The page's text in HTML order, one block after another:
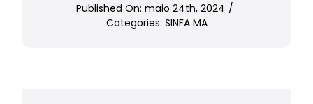
Published On: maio 24th, 2024 /
Categories: SINFA MA